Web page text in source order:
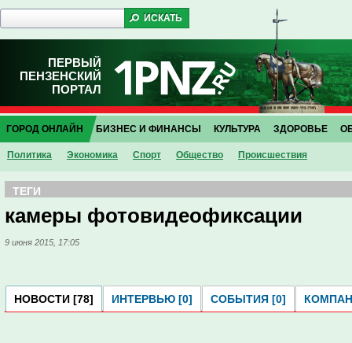
ПЕРВЫЙ
ПЕНЗЕНСКИЙ
ПОРТАЛ
ГОРОД ОНЛАЙН
Политика Экономика Спорт Общество Проиcшествия
БИЗНЕС И ФИНАНСЫ КУЛЬТУРА ЗДОРОВЬЕ
ТЕГИ
камеры фотовидеофиксации
9 июня 2015, 17:05
НОВОСТИ [78] ИНТЕРВЬЮ [0] СОБЫТИЯ [0]